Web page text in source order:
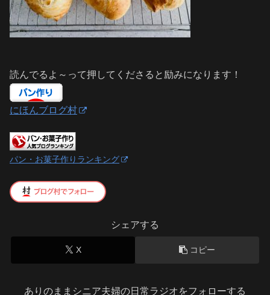
読んでるよ～って押してくださると励みになります！
にほんブログ村
パン・お菓子作りランキング
シェアする
X コピー
ありのままシニア夫婦の日常ラジオをフォローする